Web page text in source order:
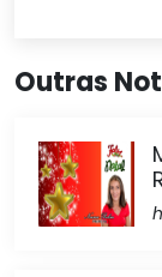
Outras